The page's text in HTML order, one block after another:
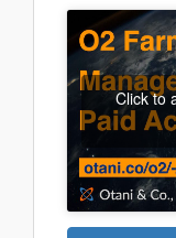
Click to